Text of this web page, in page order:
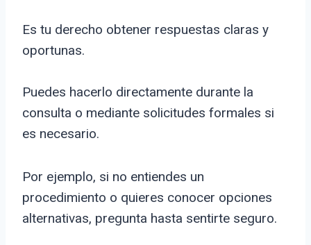
Es tu derecho obtener respuestas claras y
oportunas.
Puedes hacerlo directamente durante la
consulta o mediante solicitudes formales si
es necesario.
Por ejemplo, si no entiendes un
procedimiento o quieres conocer opciones
alternativas, pregunta hasta sentirte seguro.